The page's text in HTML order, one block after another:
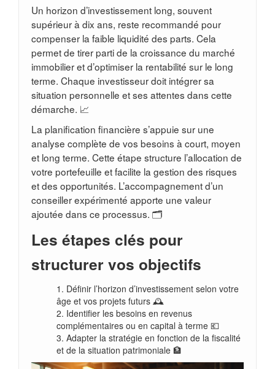
Un horizon d’investissement long, souvent
supérieur à dix ans, reste recommandé pour
compenser la faible liquidité des parts. Cela
permet de tirer parti de la croissance du marché
immobilier et d’optimiser la rentabilité sur le long
terme. Chaque investisseur doit intégrer sa
situation personnelle et ses attentes dans cette
démarche. 📈
La planification financière s’appuie sur une
analyse complète de vos besoins à court, moyen
et long terme. Cette étape structure l’allocation de
votre portefeuille et facilite la gestion des risques
et des opportunités. L’accompagnement d’un
conseiller expérimenté apporte une valeur
ajoutée dans ce processus. 🗂️
Les étapes clés pour
structurer vos objectifs
Définir l’horizon d’investissement selon votre
âge et vos projets futurs 🕰️
Identifier les besoins en revenus
complémentaires ou en capital à terme 💶
Adapter la stratégie en fonction de la fiscalité
et de la situation patrimoniale 🏦